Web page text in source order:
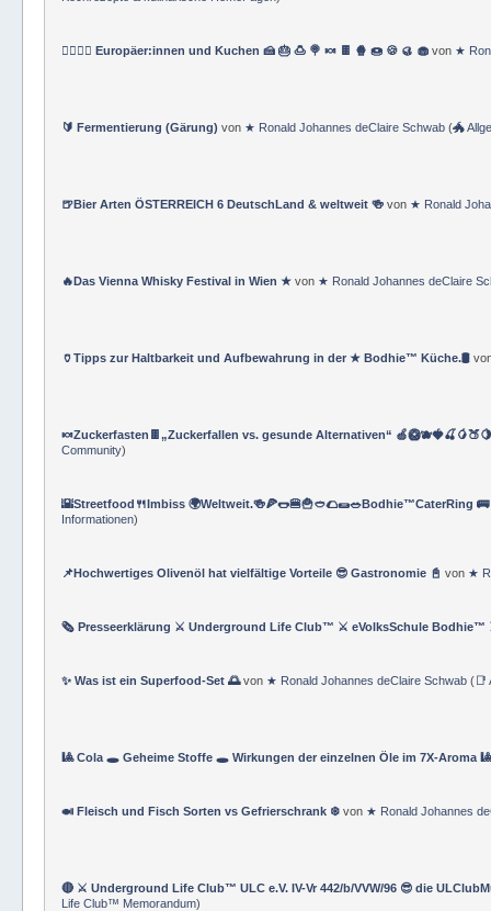
🤹‍♀️🤹‍♂️ Europäer:innen und Kuchen 🍰 🎂 🍮 🍭 🍬 🍫 🍿 🍩 🍪 🥮 🧁 von ★
🔰 Fermentierung (Gärung) von ★ Ronald Johannes deClaire Schwab (🐲
🍺Bier Arten ÖSTERREICH 6 DeutschLand & weltweit 🍻 von ★ Ronald
🔥Das Vienna Whisky Festival in Wien ★ von ★ Ronald Johannes deClaire
🏺Tipps zur Haltbarkeit und Aufbewahrung in der ★ Bodhie™ Küche.🛢️
🍬Zuckerfasten🍫„Zuckerfallen vs. gesunde Alternativen“
Community)
🌇Streetfood🍴Imbiss 🌍Weltweit.🍻🍕🌭🍔🍟🥙🌮🌯🥗Bodhie™CaterRing
Informationen)
📌Hochwertiges Olivenöl hat vielfältige Vorteile 😎 Gastronomie 📓 von ★
🗞️ Presseerklärung ⚔ Underground Life Club™ ⚔ eVolksSchule
✨ Was ist ein Superfood-Set 🌅von ★ Ronald Johannes deClaire Schwab (📑
🎱 Cola 🕳️ Geheime Stoffe 🕳️ Wirkungen der einzelnen Öle im 7X-Aroma
🍛 Fleisch und Fisch Sorten vs Gefrierschrank ❄️von ★ Ronald Johannes
🔴 ⚔ Underground Life Club™ ULC e.V. IV-Vr 442/b/VVW/96 😎 die
Life Club™ Memorandum)